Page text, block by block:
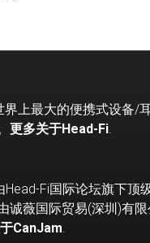
界上最大的便携式设备/
更多关于Head-Fi.
Head-Fi国际论坛旗下顶
诚薇国际贸易(深圳)有
CanJam.